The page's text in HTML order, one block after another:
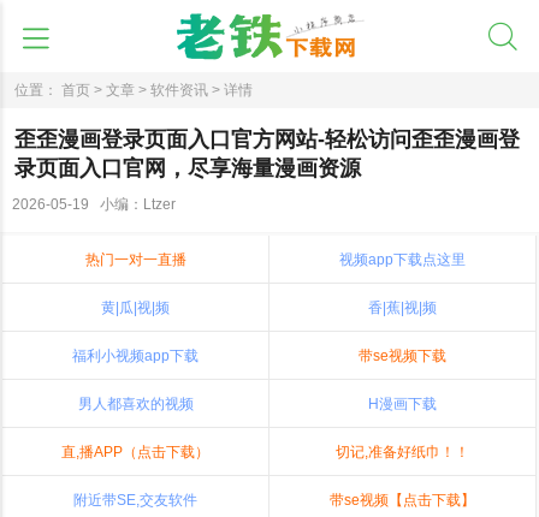
位置： 首页 > 文章 > 软件资讯 > 详情
歪歪漫画登录页面入口官方网站-轻松访问歪歪漫画登
录页面入口官网，尽享海量漫画资源
2026-05-19 小编：Ltzer
热门一对一直播 视频app下载点这里
黄|瓜|视|频 香|蕉|视|频
福利小视频app下载 带se视频下载
男人都喜欢的视频 H漫画下载
直,播APP（点击下载） 切记,准备好纸巾！！
附近带SE,交友软件 带se视频【点击下载】